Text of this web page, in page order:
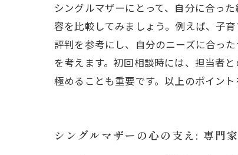
シングルマザーにとって、自分に合っ
容を比較してみましょう。例えば、子
評判を参考にし、自分のニーズに合っ
を考えます。初回相談時には、担当者
極めることも重要です。以上のポイン
シングルマザーの心の支え: 専門